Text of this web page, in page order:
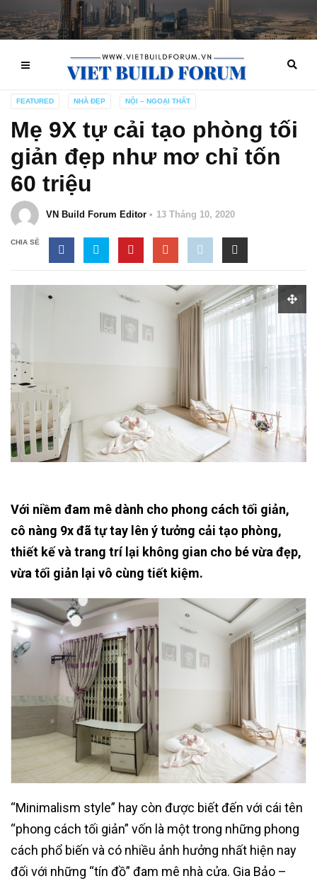
FEATURED NHÀ ĐẸP NỘI – NGOẠI THẤT
Mẹ 9X tự cải tạo phòng tối
giản đẹp như mơ chỉ tốn
60 triệu
VN Build Forum Editor 13 Tháng 10, 2020
CHIA SẺ
Với niềm đam mê dành cho phong cách tối giản,
cô nàng 9x đã tự tay lên ý tưởng cải tạo phòng,
thiết kế và trang trí lại không gian cho bé vừa đẹp,
vừa tối giản lại vô cùng tiết kiệm.
“Minimalism style” hay còn được biết đến với cái tên
“phong cách tối giản” vốn là một trong những phong
cách phổ biến và có nhiều ảnh hưởng nhất hiện nay
đối với những “tín đồ” đam mê nhà cửa. Gia Bảo –